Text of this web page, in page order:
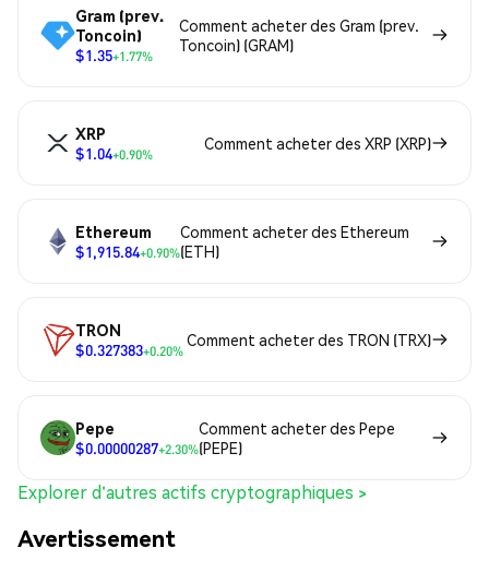
Gram (prev.
Toncoin)
$1.35+1.77%
Comment acheter des Gram (prev.
Toncoin) (GRAM)
XRP
$1.04+0.90%
Comment acheter des XRP (XRP)
Ethereum
$1,915.84+0.90%
Comment acheter des Ethereum
(ETH)
TRON
$0.327383+0.20%
Comment acheter des TRON (TRX)
Pepe
$0.00000287+2.30%
Comment acheter des Pepe
(PEPE)
Explorer d'autres actifs cryptographiques >
Avertissement